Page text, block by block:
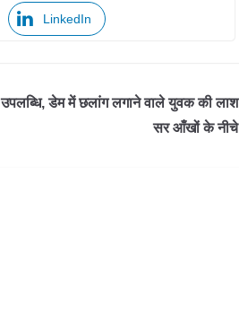
LinkedIn
उपलब्धि, डेम में छलांग लगाने वाले युवक की लाश
सर आँखों के नीचे